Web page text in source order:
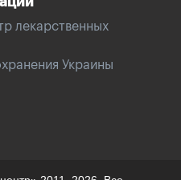
лекарственных
Украины